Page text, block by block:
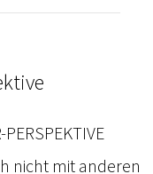
nicht mit anderen